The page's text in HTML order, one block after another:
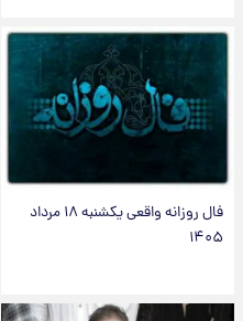
فال روزانه واقعی یکشنبه ۱۸ مرداد
۱۴۰۵